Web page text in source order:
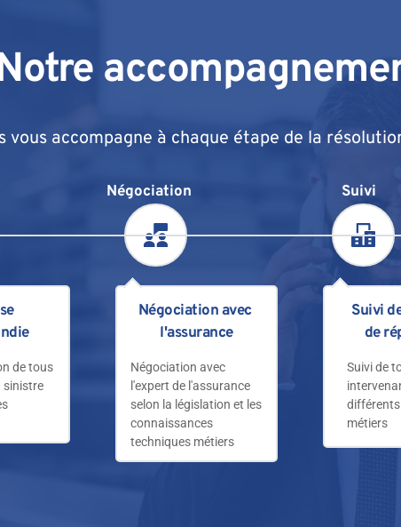
vous accompagne à chaque étape de la
de tous
sinistre
Négociation
Négociation avec
l'assurance
Négociation avec
l'expert de l'assurance
selon la législation et les
connaissances
techniques métiers
Suivi
Suivi
de
Suivi de
métiers